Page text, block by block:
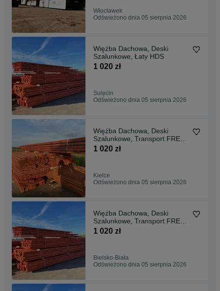
Włocławek
Odświeżono dnia 05 sierpnia 2026
Więźba Dachowa, Deski
Szalunkowe, Łaty HDS
1 020 zł
Sulęcin
Odświeżono dnia 05 sierpnia 2026
Więźba Dachowa, Deski
Szalunkowe, Transport FREE/
HDS / Najlepsza CENA
1 020 zł
Kielce
Odświeżono dnia 05 sierpnia 2026
Więźba Dachowa, Deski
Szalunkowe, Transport FREE/
HDS / Najlepsza CENA
1 020 zł
Bielsko-Biała
Odświeżono dnia 05 sierpnia 2026